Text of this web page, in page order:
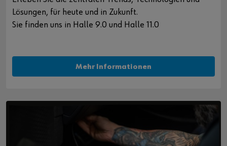
Lösungen, für heute und in Zukunft.
Sie finden uns in Halle 9.0 und Halle 11.0
Mehr Informationen